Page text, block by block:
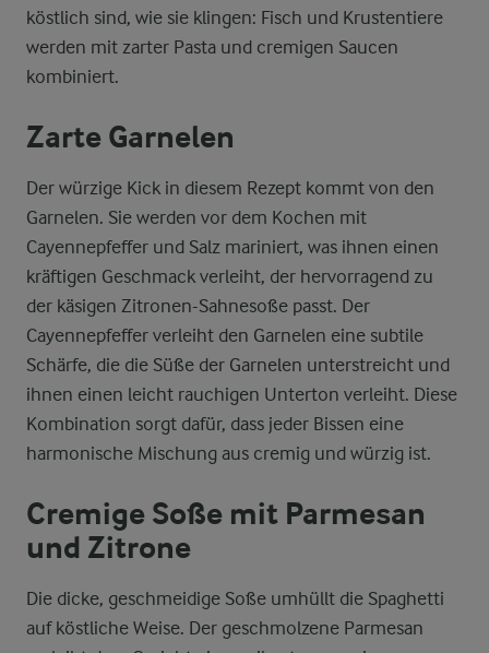
köstlich sind, wie sie klingen: Fisch und Krustentiere
werden mit zarter Pasta und cremigen Saucen
kombiniert.
Zarte Garnelen
Der würzige Kick in diesem Rezept kommt von den
Garnelen. Sie werden vor dem Kochen mit
Cayennepfeffer und Salz mariniert, was ihnen einen
kräftigen Geschmack verleiht, der hervorragend zu
der käsigen Zitronen-Sahnesoße passt. Der
Cayennepfeffer verleiht den Garnelen eine subtile
Schärfe, die die Süße der Garnelen unterstreicht und
ihnen einen leicht rauchigen Unterton verleiht. Diese
Kombination sorgt dafür, dass jeder Bissen eine
harmonische Mischung aus cremig und würzig ist.
Cremige Soße mit Parmesan
und Zitrone
Die dicke, geschmeidige Soße umhüllt die Spaghetti
auf köstliche Weise. Der geschmolzene Parmesan